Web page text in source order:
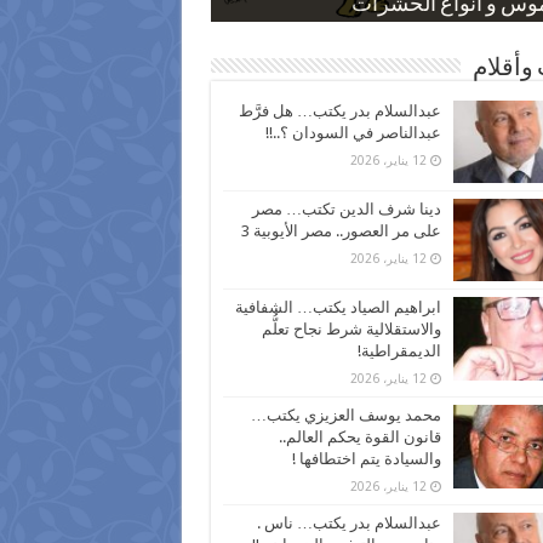
و أنواع الحشرات
بعد ارتفاع الأسعار
نسبة الطلاق في مصر
كاركاتيرية
كاركاتيرية
وأقلام
عبدالسلام بدر يكتب… هل فرَّط
عبدالناصر في السودان ؟..!!
12 يناير، 2026
دينا شرف الدين تكتب… مصر
على مر العصور.. مصر الأيوبية 3
12 يناير، 2026
ابراهيم الصياد يكتب… الشفافية
والاستقلالية شرط نجاح تعلُّم
الديمقراطية!
12 يناير، 2026
محمد يوسف العزيزي يكتب…
قانون القوة يحكم العالم..
والسيادة يتم اختطافها !
12 يناير، 2026
عبدالسلام بدر يكتب… ناس .